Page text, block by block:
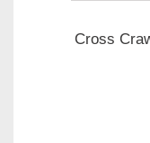
Cross